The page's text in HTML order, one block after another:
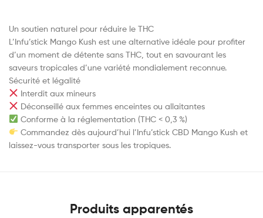
Un soutien naturel pour réduire le THC
L’Infu’stick Mango Kush est une alternative idéale pour profiter
d’un moment de détente sans THC, tout en savourant les
saveurs tropicales d’une variété mondialement reconnue.
Sécurité et légalité
Interdit aux mineurs
Déconseillé aux femmes enceintes ou allaitantes
Conforme à la réglementation (THC < 0,3 %)
Commandez dès aujourd’hui l’Infu’stick CBD Mango Kush et
laissez-vous transporter sous les tropiques.
Produits apparentés